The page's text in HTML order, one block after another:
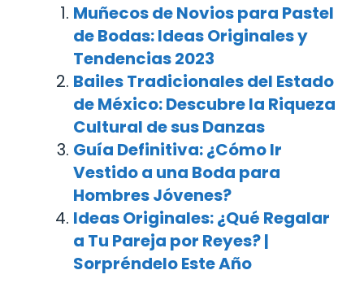
Muñecos de Novios para Pastel
de Bodas: Ideas Originales y
Tendencias 2023
Bailes Tradicionales del Estado
de México: Descubre la Riqueza
Cultural de sus Danzas
Guía Definitiva: ¿Cómo Ir
Vestido a una Boda para
Hombres Jóvenes?
Ideas Originales: ¿Qué Regalar
a Tu Pareja por Reyes? |
Sorpréndelo Este Año